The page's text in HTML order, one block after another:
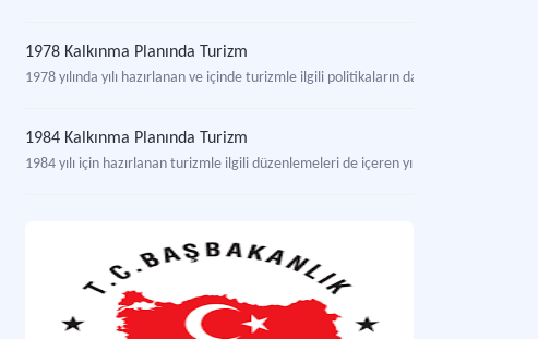
1978 Kalkınma Planında Turizm
1978 yılında yılı hazırlanan ve içinde turizmle ilgili politikaların da yer aldığı yıllık
1984 Kalkınma Planında Turizm
1984 yılı için hazırlanan turizmle ilgili düzenlemeleri de içeren yıllık plan.
Turizme ilişkin geliştirilmesi hedeflenen politikaların yer aldığı plan.
İkinci Beş Yıllık Kalkınma Planında Turizm